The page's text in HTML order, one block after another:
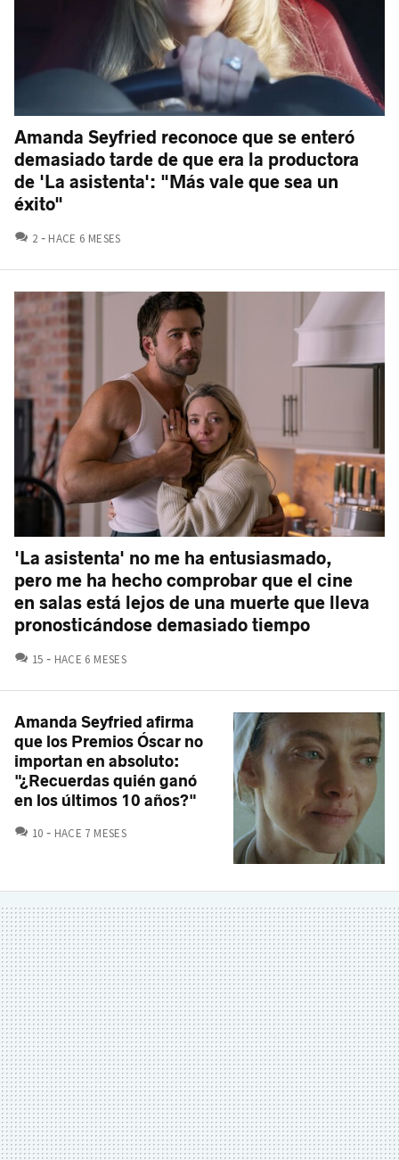
Amanda Seyfried reconoce que se enteró
demasiado tarde de que era la productora
de 'La asistenta': "Más vale que sea un
éxito"
2 COMENTARIOS
HACE 6 MESES
'La asistenta' no me ha entusiasmado,
pero me ha hecho comprobar que el cine
en salas está lejos de una muerte que lleva
pronosticándose demasiado tiempo
15 COMENTARIOS
HACE 6 MESES
Amanda Seyfried afirma
que los Premios Óscar no
importan en absoluto:
"¿Recuerdas quién ganó
en los últimos 10 años?"
10 COMENTARIOS
HACE 7 MESES